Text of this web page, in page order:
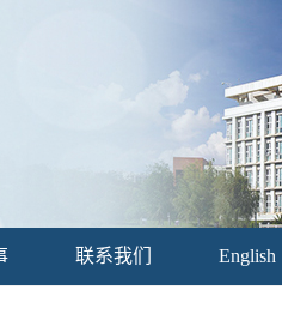
联系我们 English